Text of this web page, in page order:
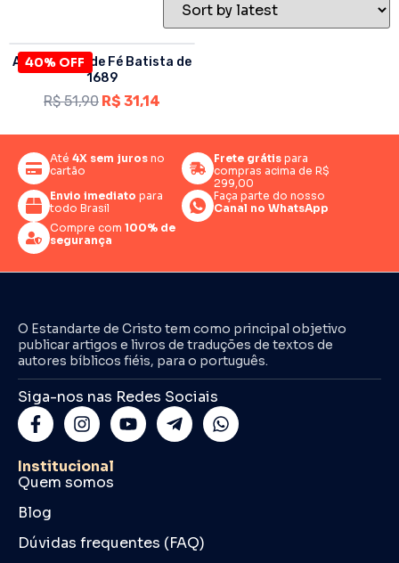
40% OFF
A Confissão de Fé Batista de
1689
R$51,90 R$ 31,14
Até 4X sem juros no
cartão
Frete grátispara
compras acima de R$
299,00
Envio imediato para
todo Brasil
Faça parte do nosso
Canal no WhatsApp
Compre com 100% de
segurança
O Estandarte de Cristo tem como principal objetivo
publicar artigos e livros de traduções de textos de
autores bíblicos fiéis, para o português.
Siga-nos nas Redes Sociais
Institucional
Quem somos
Blog
Dúvidas frequentes (FAQ)